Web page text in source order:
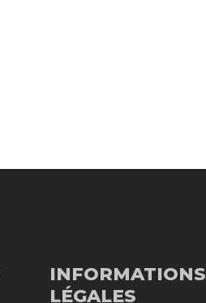
INFORMATIONS
LÉGALES